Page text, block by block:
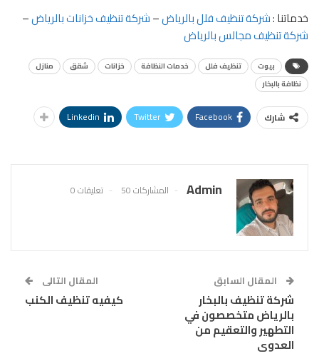
خدماتنا :شركة تنظيف فلل بالرياض–شركة تنظيف خزانات بالرياض–
شركة تنظيف مجالس بالرياض
بيوت تنظيف فلل خدمات النظافة خزانات شقق
منازل
نظافة بالبخار
شارك Facebook
Twitter
Linkedin
Admin المشاركات 50 تعليقات 0
المقال السابق
شركة تنظيف بالبخار
بالرياض متخصصون في
التطهير والتعقيم من
العدوى
المقال التالى
كيفيه تنظيف الكنب